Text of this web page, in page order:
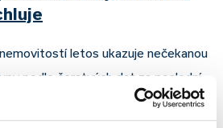
letos ukazuje nečekanou
podle čerstvých dat za poslední
zároveň ale výrazně ubylo nabídek